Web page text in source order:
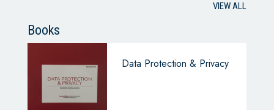
VIEW ALL
Books
Data Protection & Privacy